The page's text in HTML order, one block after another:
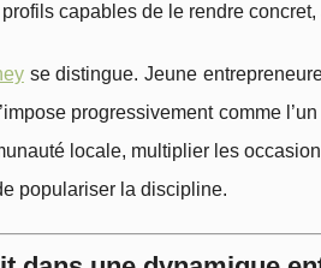
capables de le rendre
se distingue. Jeune
progressivement comme
locale, multiplier les
populariser la discipline.